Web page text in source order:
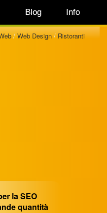
Blog Info
Web Design Ristoranti
la SEO
quantità